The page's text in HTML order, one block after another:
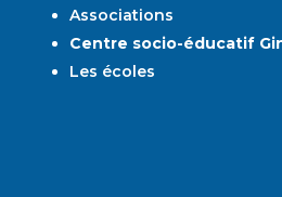
Associations
Centre socio-éducatif
Les écoles